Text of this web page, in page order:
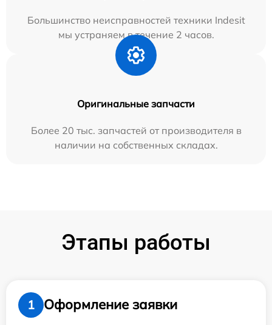
Большинство неисправностей техники Indesit
мы устраняем в течение 2 часов.
Оригинальные запчасти
Более 20 тыс. запчастей от производителя в
наличии на собственных складах.
Этапы работы
1
Оформление заявки